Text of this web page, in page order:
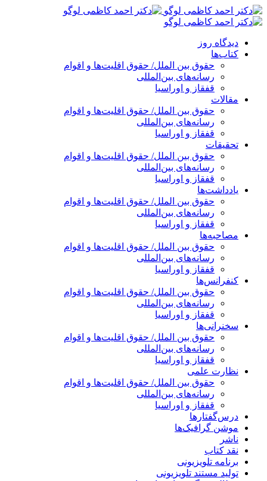
پرش
به
دیدگاه روز
کتاب‌ها
حقوق بین الملل/ حقوق اقلیت‌ها و اقوام
رسانه‌های بین‌المللی
قفقاز و اوراسیا
مقالات
حقوق بین الملل/ حقوق اقلیت‌ها و اقوام
رسانه‌های بین‌المللی
قفقاز و اوراسیا
تحقیقات
حقوق بین الملل/ حقوق اقلیت‌ها و اقوام
رسانه‌های بین‌المللی
قفقاز و اوراسیا
یادداشت‌ها
حقوق بین الملل/ حقوق اقلیت‌ها و اقوام
رسانه‌های بین‌المللی
قفقاز و اوراسیا
مصاحبه‌ها
حقوق بین الملل/ حقوق اقلیت‌ها و اقوام
رسانه‌های بین‌المللی
قفقاز و اوراسیا
کنفرانس‌ها
حقوق بین الملل/ حقوق اقلیت‌ها و اقوام
رسانه‌های بین‌المللی
قفقاز و اوراسیا
سخنرانی‌ها
حقوق بین الملل/ حقوق اقلیت‌ها و اقوام
رسانه‌های بین‌المللی
قفقاز و اوراسیا
نظارت علمی
حقوق بین الملل/ حقوق اقلیت‌ها و اقوام
رسانه‌های بین‌المللی
قفقاز و اوراسیا
درس‌گفتارها
موشن گرافیک‌ها
ناشر
نقد کتاب
برنامه‌ تلویزیونی
تولید مستند تلویزیونی